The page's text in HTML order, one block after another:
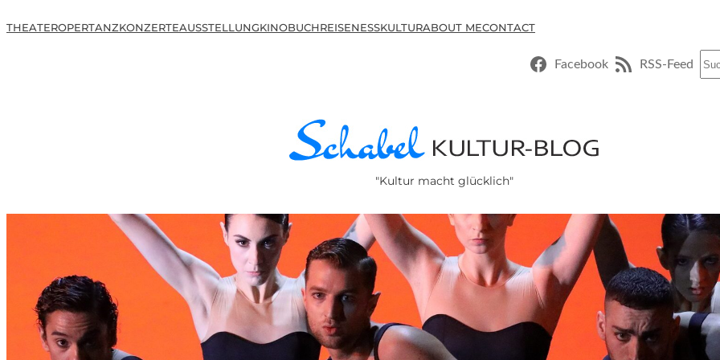
THEATEROPERTANZKONZERTEAUSSTELLUNGKINOBUCHREISENESSKULTURABOUT MECONTACT
Facebook RSS-Feed
"Kultur macht glücklich"